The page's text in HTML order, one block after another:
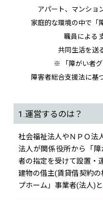
アパート、マンショ
家庭的な環境の中で「
職員による
共同生活を送
※ 「障がい者グ
障害者総合支援法に基
1.運営するのは？
社会福祉法人やＮＰＯ法
法人が関係役所から「
者の指定を受けて設置・
建物の借主(賃貸借契約
プホーム」事業者(法人)と